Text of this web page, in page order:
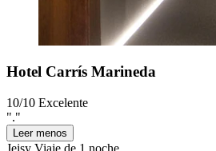
Hotel Carrís Marineda
10/10 Excelente
"."
Leer menos